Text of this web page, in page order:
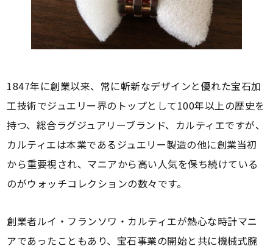
1847年に創業以来、常に斬新なデザインと優れた宝石加
工技術でジュエリー界のトップとして100年以上の歴史を
持つ、総合ラグジュアリーブランド、カルティエですが、
カルティエは本業であるジュエリー製造の他に創業当初
から重要視され、マニアから高い人気を保ち続けている
のがウォッチコレクションの数々です。
創業者ルイ・フランソワ・カルティエが熱心な時計マニ
アであったこともあり、宝石事業の開始と共に機械式腕